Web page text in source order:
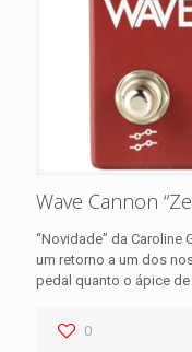
Wave Cannon
“Novidade” da Caroline
um retorno a um dos
pedal quanto o ápice
0